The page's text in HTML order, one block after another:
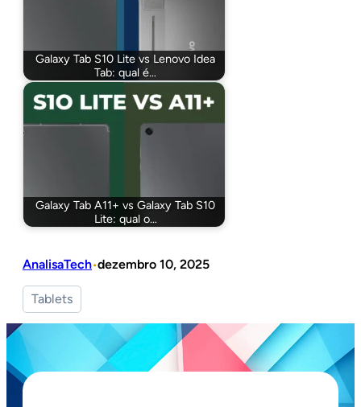
Galaxy Tab S10 Lite vs Lenovo Idea
Tab: qual é…
Galaxy Tab A11+ vs Galaxy Tab S10
Lite: qual o…
AnalisaTech•dezembro 10, 2025
Tablets